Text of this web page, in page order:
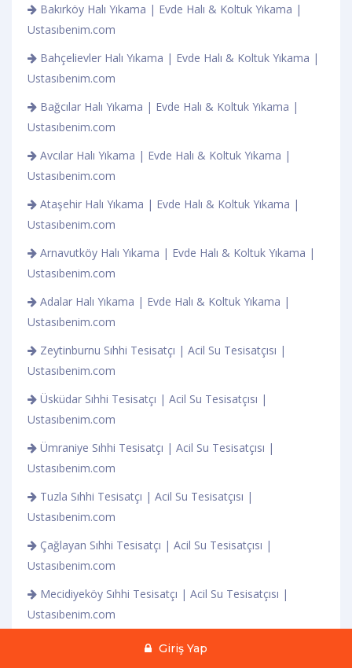
Giriş Yap
Bakırköy Halı Yıkama | Evde Halı & Koltuk Yıkama |
Ustasıbenim.com
Bahçelievler Halı Yıkama | Evde Halı & Koltuk Yıkama |
Ustasıbenim.com
Bağcılar Halı Yıkama | Evde Halı & Koltuk Yıkama |
Ustasıbenim.com
Avcılar Halı Yıkama | Evde Halı & Koltuk Yıkama |
Ustasıbenim.com
Ataşehir Halı Yıkama | Evde Halı & Koltuk Yıkama |
Ustasıbenim.com
Arnavutköy Halı Yıkama | Evde Halı & Koltuk Yıkama |
Ustasıbenim.com
Adalar Halı Yıkama | Evde Halı & Koltuk Yıkama |
Ustasıbenim.com
Zeytinburnu Sıhhi Tesisatçı | Acil Su Tesisatçısı |
Ustasıbenim.com
Üsküdar Sıhhi Tesisatçı | Acil Su Tesisatçısı |
Ustasıbenim.com
Ümraniye Sıhhi Tesisatçı | Acil Su Tesisatçısı |
Ustasıbenim.com
Tuzla Sıhhi Tesisatçı | Acil Su Tesisatçısı |
Ustasıbenim.com
Çağlayan Sıhhi Tesisatçı | Acil Su Tesisatçısı |
Ustasıbenim.com
Mecidiyeköy Sıhhi Tesisatçı | Acil Su Tesisatçısı |
Ustasıbenim.com
Şişli Sıhhi Tesisatçı | Acil Su Tesisatçısı |